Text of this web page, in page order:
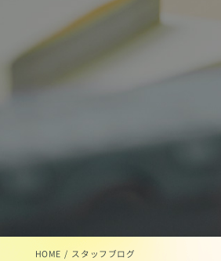
HOME スタッフブログ